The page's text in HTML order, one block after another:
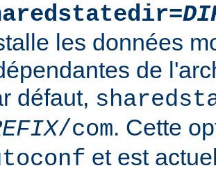
les données
de
défaut,
/com. Cette
et est